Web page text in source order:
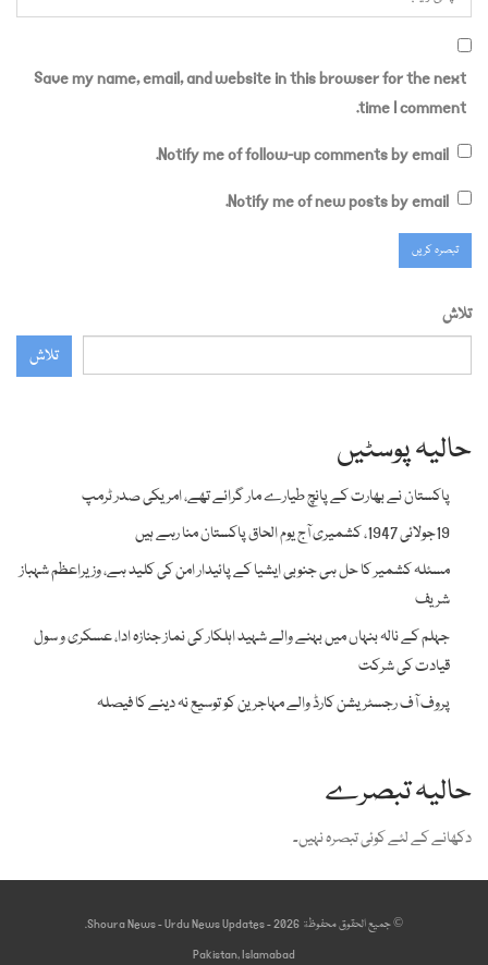
Save my name, email, and website in this browser for the next
time I comment.
Notify me of follow-up comments by email.
Notify me of new posts by email.
تلاش
تلاش
حالیہ پوسٹیں
پاکستان نے بھارت کے پانچ طیارے مار گرائے تھے، امریکی صدر ٹرمپ
19جولائی 1947، کشمیری آج یوم الحاق پاکستان منا رہے ہیں
مسئلہ کشمیر کا حل ہی جنوبی ایشیا کے پائیدار امن کی کلید ہے، وزیراعظم شہباز
شریف
جہلم کے نالہ بنہاں میں بہنے والے شہید اہلکار کی نماز جنازہ ادا، عسکری و سول
قیادت کی شرکت
پروف آف رجسٹریشن کارڈ والے مہاجرین کو توسیع نہ دینے کا فیصلہ
حالیہ تبصرے
دکھانے کے لئے کوئی تبصرہ نہیں۔
© جميع الحقوق محفوظة 2026 - Shoura News - Urdu News Updates.
Pakistan, Islamabad